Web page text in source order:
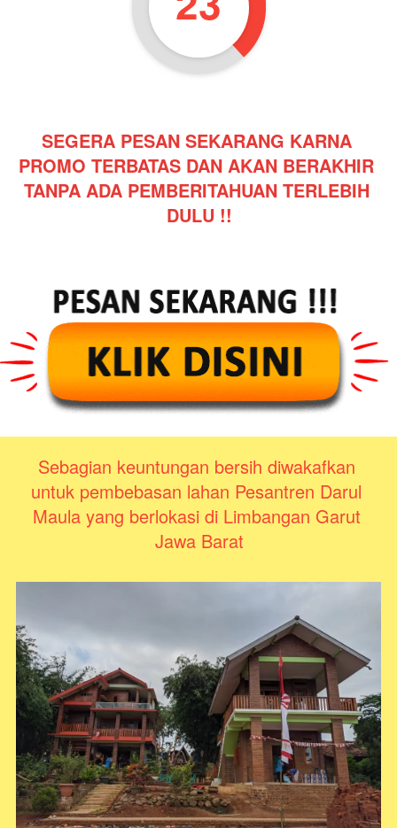
SEGERA PESAN SEKARANG KARNA
PROMO TERBATAS DAN AKAN BERAKHIR
TANPA ADA PEMBERITAHUAN TERLEBIH
DULU !!
Sebagian keuntungan bersih diwakafkan
untuk pembebasan lahan Pesantren Darul
Maula yang berlokasi di Limbangan Garut
Jawa Barat